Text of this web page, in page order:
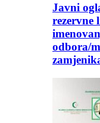
Javni
rezervne
odbora/